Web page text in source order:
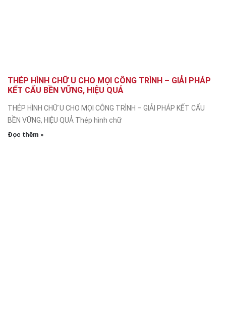
THÉP HÌNH CHỮ U CHO MỌI CÔNG TRÌNH – GIẢI PHÁP
KẾT CẤU BỀN VỮNG, HIỆU QUẢ
THÉP HÌNH CHỮ U CHO MỌI CÔNG TRÌNH – GIẢI PHÁP KẾT CẤU
BỀN VỮNG, HIỆU QUẢ Thép hình chữ
Đọc thêm »